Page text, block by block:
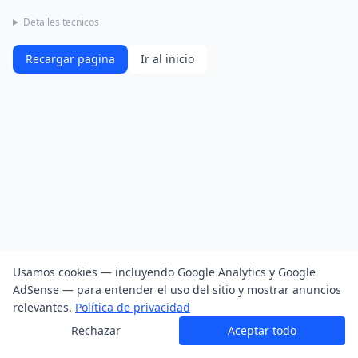
Detalles tecnicos
Recargar pagina Ir al inicio
Usamos cookies — incluyendo Google Analytics y Google
AdSense — para entender el uso del sitio y mostrar anuncios
relevantes. Política de privacidad
Rechazar
Aceptar todo